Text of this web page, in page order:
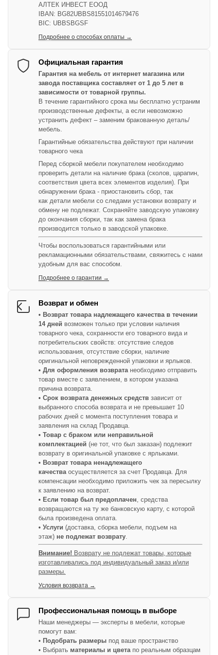
АЛТЕК ИНВЕСТ ЕООД
IBAN: BG82UBBS81551014679476
BIC: UBBSBGSF
Подробнее о способах оплаты →
Официальная гарантия
Гарантия на мебель от интернет магазина или
завода поставщика составляет от 1 до 5 лет в
зависимости от товарной группы.
В течение гарантийного срока мы бесплатно устраним
производственные дефекты, а если невозможно
устранить дефект – заменим бракованную деталь/
мебель.
Гарантийные обязательства действуют при наличии
товарного чека
Перед сборкой мебели покупателем необходимо
проверить детали на наличие брака (сколов, царапин,
соответствия цвета всех элементов изделия). При
обнаружении брака - приостановить сбор, так
как детали мебели со следами установки возврату и
обмену не подлежат. Сохраняйте заводскую упаковку
до окончания сборки, так как замена брака
производится только в заводской упаковке.
Чтобы воспользоваться гарантийными или
рекламационными обязательствами, свяжитесь с нами
удобным для вас способом.
Подробнее о гарантии →
Возврат и обмен
• Возврат товара надлежащего качества в течении
14 дней возможен только при условии наличия
товарного чека, сохранности его товарного вида и
потребительских свойств: отсутствие следов
использования, отсутствие сборки, наличие
оригинальной неповрежденной упаковки и ярлыков.
• Для оформления возврата необходимо отправить
товар вместе с заявлением, в котором указана
причина возврата.
• Срок возврата денежных средств зависит от
выбранного способа возврата и не превышает 10
рабочих дней с момента поступления товара и
заявления на склад Продавца.
• Товар с браком или неправильной
комплектацией (не тот, что был заказан) подлежит
возврату в оригинальной упаковке с ярлыками.
• Возврат товара ненадлежащего
качества осуществляется за счет Продавца. Для
компенсации необходимо приложить чек за пересылку
к заявлению на возврат.
• Если товар был предоплачен , средства
возвращаются на ту же банковскую карту, с которой
была произведена оплата.
• Услуги (доставка, сборка мебели, подъем на
этаж) не подлежат возврату
Внимание! Возврату не подлежат товары, которые
изготавливались под индивидуальный заказ и/или
размеры.
Условия возврата →
Профессиональная помощь в выборе
Наши менеджеры — эксперты в мебели, которые
помогут вам:
• Подобрать размеры под ваше пространство
• Выбрать материалы и цветапо реальным образцам